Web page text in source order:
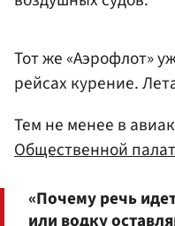
Тот же «Аэрофлот»
рейсах курение.
Тем не менее в
Общественной
«Почему речь
или водку